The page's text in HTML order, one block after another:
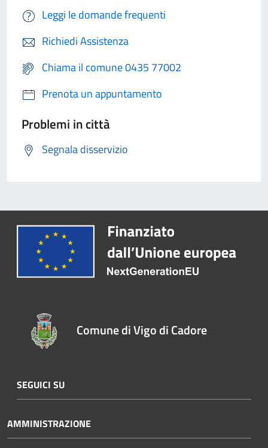
Leggi le domande frequenti
Richiedi Assistenza
Chiama il comune 0435 77002
Prenota un appuntamento
Problemi in città
Segnala disservizio
Comune di Vigo di Cadore
SEGUICI SU
AMMINISTRAZIONE